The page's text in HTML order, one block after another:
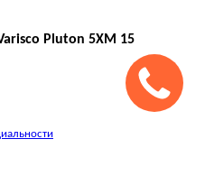
Pluton 5XM 15